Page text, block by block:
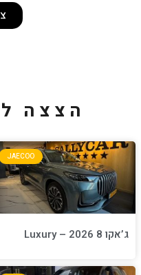
נוסף
ג’אקו 7 פרימיום 2026